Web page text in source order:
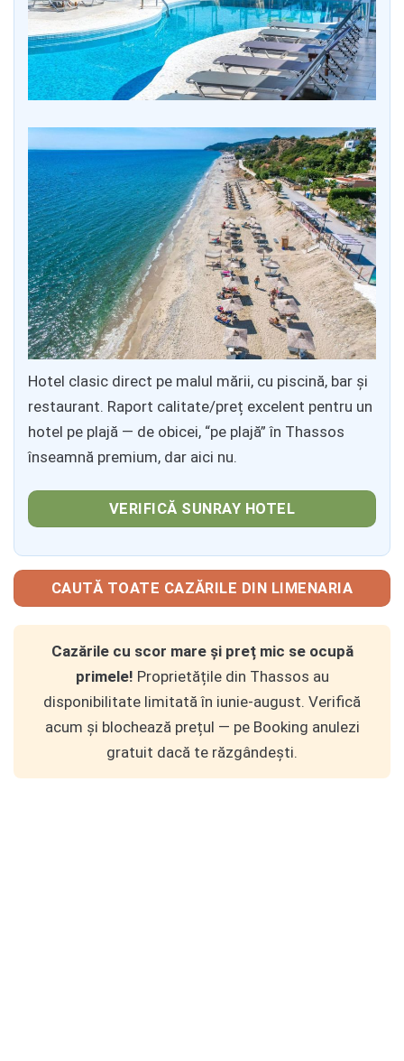
Hotel clasic direct pe malul mării, cu piscină, bar și
restaurant. Raport calitate/preț excelent pentru un
hotel pe plajă — de obicei, “pe plajă” în Thassos
înseamnă premium, dar aici nu.
VERIFICĂ SUNRAY HOTEL
CAUTĂ TOATE CAZĂRILE DIN LIMENARIA
Cazările cu scor mare și preț mic se ocupă
primele! Proprietățile din Thassos au
disponibilitate limitată în iunie-august. Verifică
acum și blochează prețul — pe Booking anulezi
gratuit dacă te răzgândești.